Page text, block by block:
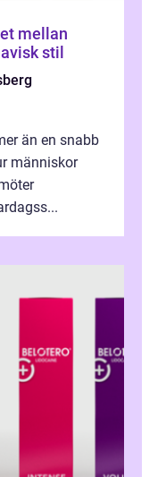
mellan
stil
än en snabb
människor